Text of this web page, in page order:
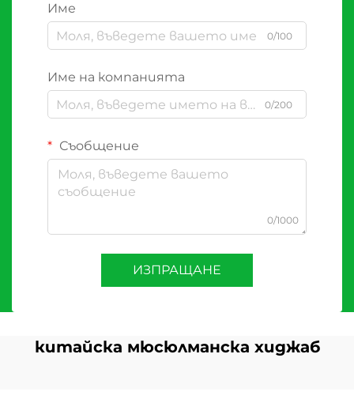
Име
0/100
Име на компанията
0/200
Съобщение
0/1000
ИЗПРАЩАНЕ
китайска мюсюлманска хиджаб